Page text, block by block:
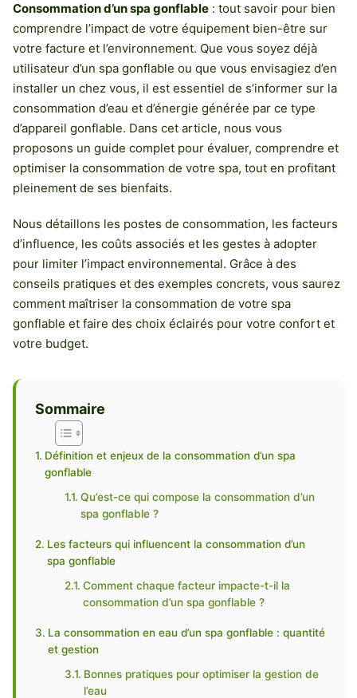
Consommation d’un spa gonflable : tout savoir pour bien
comprendre l’impact de votre équipement bien-être sur
votre facture et l’environnement. Que vous soyez déjà
utilisateur d’un spa gonflable ou que vous envisagiez d’en
installer un chez vous, il est essentiel de s’informer sur la
consommation d’eau et d’énergie générée par ce type
d’appareil gonflable. Dans cet article, nous vous
proposons un guide complet pour évaluer, comprendre et
optimiser la consommation de votre spa, tout en profitant
pleinement de ses bienfaits.
Nous détaillons les postes de consommation, les facteurs
d’influence, les coûts associés et les gestes à adopter
pour limiter l’impact environnemental. Grâce à des
conseils pratiques et des exemples concrets, vous saurez
comment maîtriser la consommation de votre spa
gonflable et faire des choix éclairés pour votre confort et
votre budget.
Sommaire
Définition et enjeux de la consommation d’un spa
gonflable
Qu’est-ce qui compose la consommation d’un
spa gonflable ?
Les facteurs qui influencent la consommation d’un
spa gonflable
Comment chaque facteur impacte-t-il la
consommation d’un spa gonflable ?
La consommation en eau d’un spa gonflable : quantité
et gestion
Bonnes pratiques pour optimiser la gestion de
l’eau